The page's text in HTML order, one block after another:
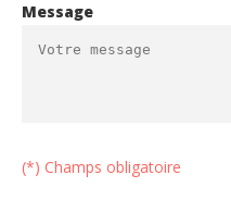
Message
(*) Champs obligatoire